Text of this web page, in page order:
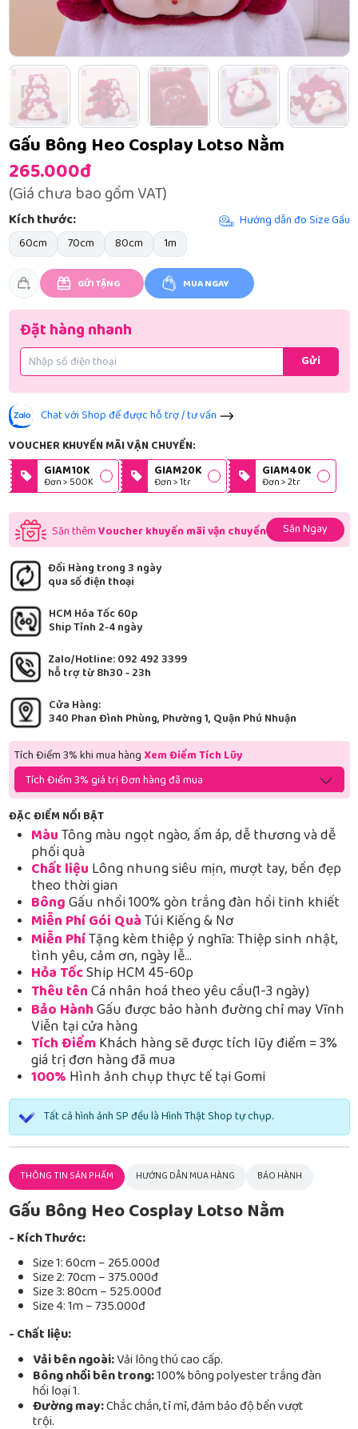
Gấu Bông Heo Cosplay Lotso Nằm
265.000đ
(Giá chưa bao gồm VAT)
Kích thước:
Hướng dẫn đo Size Gấu
60cm
70cm 80cm 1m
GỬI TẶNG MUA NGAY
Đặt hàng nhanh
Gửi
Chat với Shop để được hỗ trợ / tư vấn
VOUCHER KHUYẾN MÃI VẬN CHUYỂN:
GIAM10K
Đơn > 500K
GIAM20K
Đơn > 1tr
GIAM40K
Đơn > 2tr
Săn thêmVoucher khuyến mãi vận chuyển Săn Ngay
Đổi Hàng trong 3 ngày
qua số điện thoại
HCM Hỏa Tốc 60p
Ship Tỉnh 2-4 ngày
Zalo/Hotline: 092 492 3399
hỗ trợ từ 8h30 - 23h
Cửa Hàng:
340 Phan Đình Phùng, Phường 1, Quận Phú Nhuận
Tích Điểm 3% khi mua hàng Xem Điểm Tích Lũy
Tích Điểm 3% giá trị Đơn hàng đã mua
ĐẶC ĐIỂM NỔI BẬT
MàuTông màu ngọt ngào, ấm áp, dễ thương và dễ
phối quà
Chất liệu Lông nhung siêu mịn, mượt tay, bền đẹp
theo thời gian
BôngGấu nhồi 100% gòn trắng đàn hồi tinh khiết
Miễn Phí Gói QuàTúi Kiếng & Nơ
Miễn PhíTặng kèm thiệp ý nghĩa: Thiệp sinh nhật,
tình yêu, cảm ơn, ngày lễ…
Hỏa TốcShip HCM 45-60p
Thêu tênCá nhân hoá theo yêu cầu(1-3 ngày)
Bảo HànhGấu được bảo hành đường chỉ may Vĩnh
Viễn tại cửa hàng
Tích ĐiểmKhách hàng sẽ được tích lũy điểm = 3%
giá trị đơn hàng đã mua
100% Hình ảnh chụp thực tế tại Gomi
Tất cả hình ảnh SP đều là Hình Thật Shop tự chụp.
THÔNG TIN SẢN PHẨM HƯỚNG DẪN MUA HÀNG BẢO HÀNH
Gấu Bông Heo Cosplay Lotso Nằm
- Kích Thước:
Size 1: 60cm – 265.000đ
Size 2: 70cm – 375.000đ
Size 3: 80cm – 525.000đ
Size 4: 1m – 735.000đ
- Chất liệu:
Vải bên ngoài:Vải lông thú cao cấp.
Bông nhồi bên trong:100% bông polyester trắng đàn
hồi loại 1.
Đường may:Chắc chắn, tỉ mỉ, đảm bảo độ bền vượt
trội.